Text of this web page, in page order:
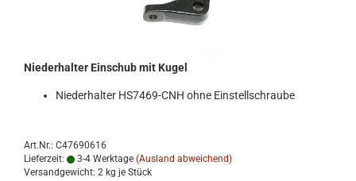
Nie­der­hal­ter Ein­schub mit Kugel
Nie­der­hal­ter HS7469-​CNH ohne Ein­stell­schrau­be
Art.Nr.: C47690616
Lieferzeit:
3-4 Werktage (Ausland abweichend)
Versandgewicht: 2 kg je Stück